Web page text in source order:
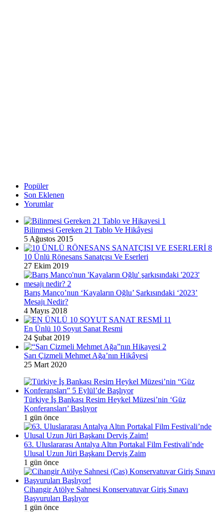
Popüler
Son Eklenen
Yorumlar
Bilinmesi Gereken 21 Tablo Ve Hikâyesi
5 Ağustos 2015
10 Ünlü Rönesans Sanatçısı Ve Eserleri
27 Ekim 2019
Barış Manço’nun ‘Kayaların Oğlu’ Şarkısındaki ‘2023’
Mesajı Nedir?
4 Mayıs 2018
En Ünlü 10 Soyut Sanat Resmi
24 Şubat 2019
Sarı Çizmeli Mehmet Ağa’nın Hikâyesi
25 Mart 2020
Türkiye İş Bankası Resim Heykel Müzesi’nin ‘Güz
Konferansları’ Başlıyor
1 gün önce
63. Uluslararası Antalya Altın Portakal Film Festivali’nde
Ulusal Uzun Jüri Başkanı Derviş Zaim
1 gün önce
Cihangir Atölye Sahnesi Konservatuvar Giriş Sınavı
Başvuruları Başlıyor
1 gün önce